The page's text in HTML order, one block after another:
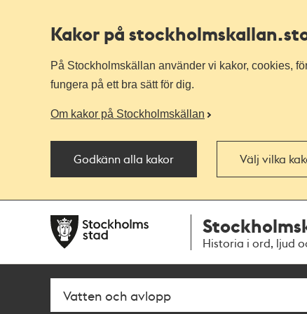
Kakor på stockholmskallan
På Stockholmskällan använder vi kakor, cookies,
fungera på ett bra sätt för dig.
Om kakor på Stockholmskällan
Godkänn alla kakor Välj vilka
navigationen
huvudinnehållet
Historia i ord, ljud
Sök